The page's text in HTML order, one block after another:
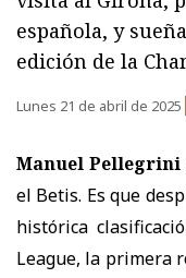
española, y
edición de la
Lunes 21 de abril de 2025
Manuel Pellegrini
el Betis. Es que
histórica
League, la primera